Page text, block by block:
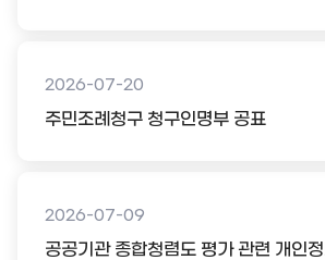
2026-07-20
주민조례청구 청구인명부 공표
2026-07-09
공공기관 종합청렴도 평가 관련 개인